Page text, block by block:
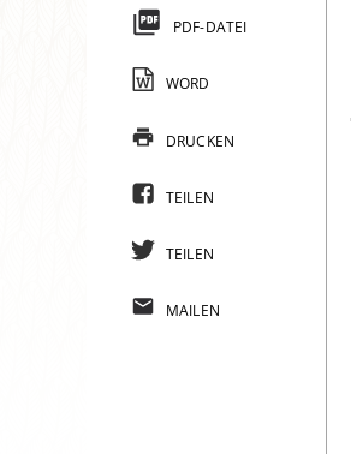
PDF-DATEI
WORD
DRUCKEN
TEILEN
TEILEN
MAILEN